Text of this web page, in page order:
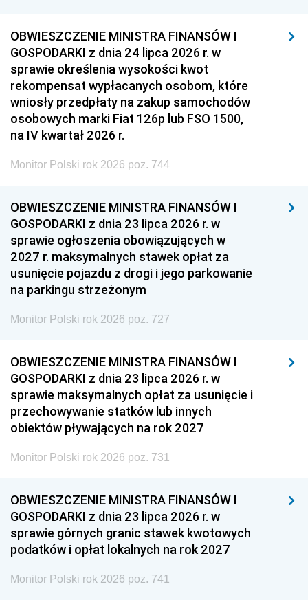
OBWIESZCZENIE MINISTRA FINANSÓW I
GOSPODARKI z dnia 24 lipca 2026 r. w
sprawie określenia wysokości kwot
rekompensat wypłacanych osobom, które
wniosły przedpłaty na zakup samochodów
osobowych marki Fiat 126p lub FSO 1500,
na IV kwartał 2026 r.
Monitor Polski rok 2026 poz. 744
OBWIESZCZENIE MINISTRA FINANSÓW I
GOSPODARKI z dnia 23 lipca 2026 r. w
sprawie ogłoszenia obowiązujących w
2027 r. maksymalnych stawek opłat za
usunięcie pojazdu z drogi i jego parkowanie
na parkingu strzeżonym
Monitor Polski rok 2026 poz. 727
OBWIESZCZENIE MINISTRA FINANSÓW I
GOSPODARKI z dnia 23 lipca 2026 r. w
sprawie maksymalnych opłat za usunięcie i
przechowywanie statków lub innych
obiektów pływających na rok 2027
Monitor Polski rok 2026 poz. 731
OBWIESZCZENIE MINISTRA FINANSÓW I
GOSPODARKI z dnia 23 lipca 2026 r. w
sprawie górnych granic stawek kwotowych
podatków i opłat lokalnych na rok 2027
Monitor Polski rok 2026 poz. 741